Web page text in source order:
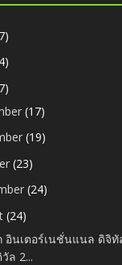
(17)
(19)
(23)
(24)
(24)
อินเตอร์เนชั่นแนล ดิจิ
ล 2...